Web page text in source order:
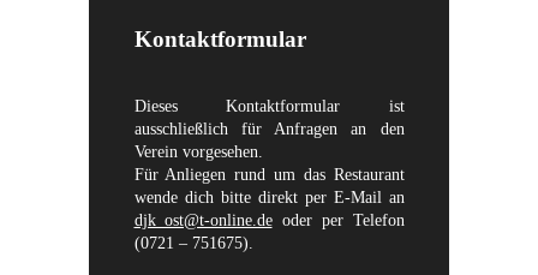
Kontaktformular
Dieses Kontaktformular ist
ausschließlich für Anfragen an den
Verein vorgesehen.
Für Anliegen rund um das Restaurant
wende dich bitte direkt per E-Mail an
djk_ost@t-online.deoder per Telefon
(0721 – 751675).